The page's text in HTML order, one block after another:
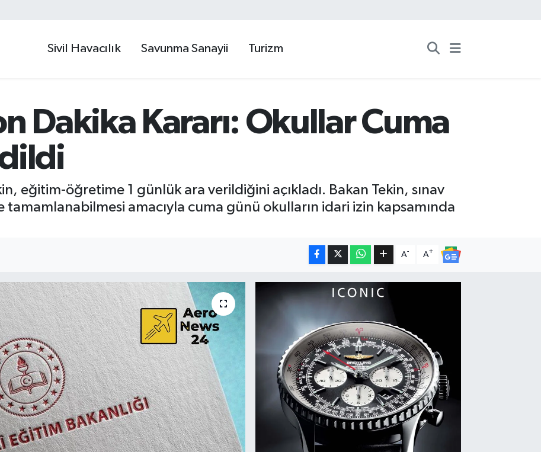
Sivil Havacılık Savunma Sanayii Turizm
Dakika Kararı: Okullar Cuma
eğitim-öğretime 1 günlük ara verildiğini açıkladı. Bakan Tekin, sınav
tamamlanabilmesi amacıyla cuma günü okulların idari izin kapsamında
A- A+